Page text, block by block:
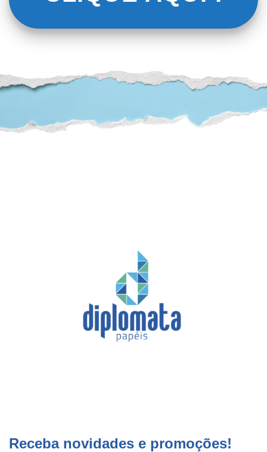
Receba novidades e promoções!